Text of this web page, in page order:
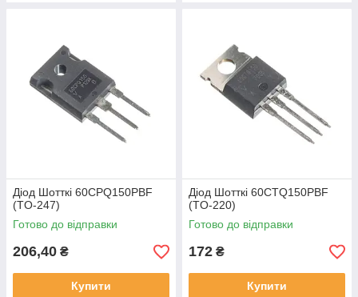
Діод Шотткі 60CPQ150PBF
(TO-247)
Готово до відправки
206,40 ₴
Купити
Діод Шотткі 60CTQ150PBF
(TO-220)
Готово до відправки
172 ₴
Купити